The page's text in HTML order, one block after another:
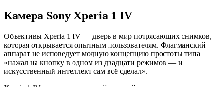
Камера Sony Xperia 1 IV
Объективы Xperia 1 IV — дверь в мир потрясающих снимков,
которая открывается опытным пользователям. Флагманский
аппарат не исповедует модную концепцию простоты типа
«нажал на кнопку в одном из двадцати режимов — и
искусственный интеллект сам всё сделал».